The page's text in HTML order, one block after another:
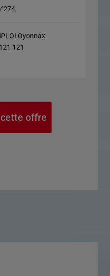
Oyonnax
121
offre